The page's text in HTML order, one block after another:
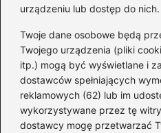
urządzeniu lub dostęp do nich.
Twoje dane osobowe będą
Twojego urządzenia (pliki
itp.) mogą być wyświetlane i
dostawców spełniających
reklamowych (62) lub im
wykorzystywane przez tę
dostawcy mogę przetwarzać
Jak
bez
Jak